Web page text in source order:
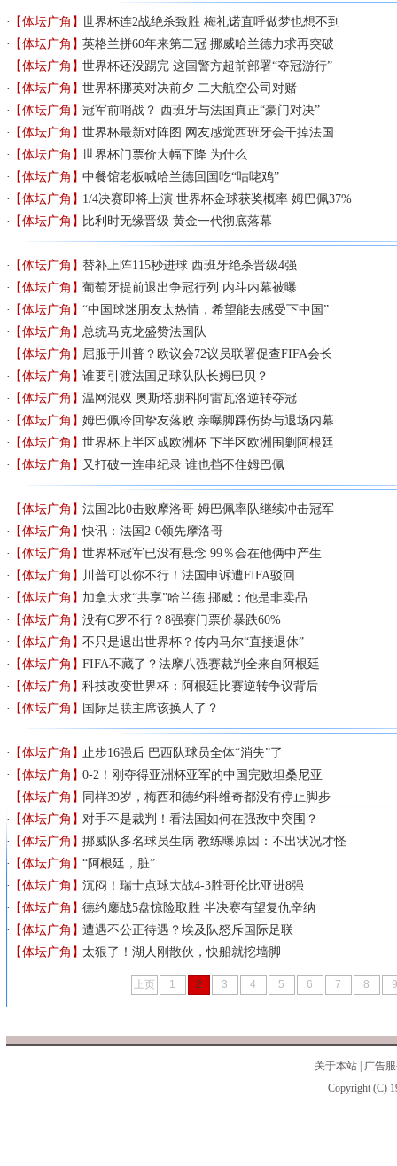
【体坛广角】世界杯连2战绝杀致胜 梅礼诺直呼做梦也想不到
【体坛广角】英格兰拼60年来第二冠 挪威哈兰德力求再突破
【体坛广角】世界杯还没踢完 这国警方超前部署“夺冠游行”
【体坛广角】世界杯挪英对决前夕 二大航空公司对赌
【体坛广角】冠军前哨战？ 西班牙与法国真正“豪门对决”
【体坛广角】世界杯最新对阵图 网友感觉西班牙会干掉法国
【体坛广角】世界杯门票价大幅下降 为什么
【体坛广角】中餐馆老板喊哈兰德回国吃“咕咾鸡”
【体坛广角】1/4决赛即将上演 世界杯金球获奖概率 姆巴佩37%
【体坛广角】 比利时无缘晋级 黄金一代彻底落幕
【体坛广角】替补上阵115秒进球 西班牙绝杀晋级4强
【体坛广角】葡萄牙提前退出争冠行列 内斗内幕被曝
【体坛广角】“中国球迷朋友太热情，希望能去感受下中国”
【体坛广角】总统马克龙盛赞法国队
【体坛广角】屈服于川普？欧议会72议员联署促查FIFA会长
【体坛广角】谁要引渡法国足球队队长姆巴贝？
【体坛广角】温网混双 奥斯塔朋科阿雷瓦洛逆转夺冠
【体坛广角】姆巴佩冷回挚友落败 亲曝脚踝伤势与退场内幕
【体坛广角】世界杯上半区成欧洲杯 下半区欧洲围剿阿根廷
【体坛广角】 又打破一连串纪录 谁也挡不住姆巴佩
【体坛广角】法国2比0击败摩洛哥 姆巴佩率队继续冲击冠军
【体坛广角】快讯：法国2-0领先摩洛哥
【体坛广角】世界杯冠军已没有悬念 99％会在他俩中产生
【体坛广角】 川普可以你不行！法国申诉遭FIFA驳回
【体坛广角】加拿大求“共享”哈兰德 挪威：他是非卖品
【体坛广角】没有C罗不行？8强赛门票价暴跌60%
【体坛广角】不只是退出世界杯？传内马尔“直接退休”
【体坛广角】FIFA不藏了？法摩八强赛裁判全来自阿根廷
【体坛广角】科技改变世界杯：阿根廷比赛逆转争议背后
【体坛广角】 国际足联主席该换人了？
【体坛广角】止步16强后 巴西队球员全体“消失”了
【体坛广角】0-2！刚夺得亚洲杯亚军的中国完败坦桑尼亚
【体坛广角】 同样39岁，梅西和德约科维奇都没有停止脚步
【体坛广角】对手不是裁判！看法国如何在强敌中突围？
【体坛广角】挪威队多名球员生病 教练曝原因：不出状况才怪
【体坛广角】“阿根廷，脏”
【体坛广角】沉闷！瑞士点球大战4-3胜哥伦比亚进8强
【体坛广角】德约鏖战5盘惊险取胜 半决赛有望复仇辛纳
【体坛广角】遭遇不公正待遇？埃及队怒斥国际足联
【体坛广角】太狠了！湖人刚散伙，快船就挖墙脚
上页 1 2 3 4 5 6 7 8 9
关于本站
广告
Copyright (C)